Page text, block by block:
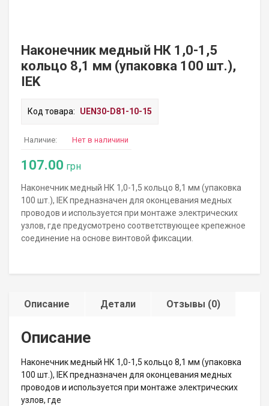
Наконечник медный НК 1,0-1,5
кольцо 8,1 мм (упаковка 100 шт.),
IEK
Код товара: UEN30-D81-10-15
Наличие: Нет в наличини
107.00 грн
Наконечник медный НК 1,0-1,5 кольцо 8,1 мм (упаковка
100 шт.), IEK предназначен для оконцевания медных
проводов и используется при монтаже электрических
узлов, где предусмотрено соответствующее крепежное
соединение на основе винтовой фиксации.
Описание Детали Отзывы (0)
Описание
Наконечник медный НК 1,0-1,5 кольцо 8,1 мм (упаковка
100 шт.), IEK предназначен для оконцевания медных
проводов и используется при монтаже электрических
узлов, где